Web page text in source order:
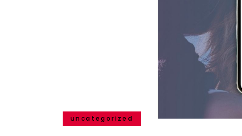
uncategorized